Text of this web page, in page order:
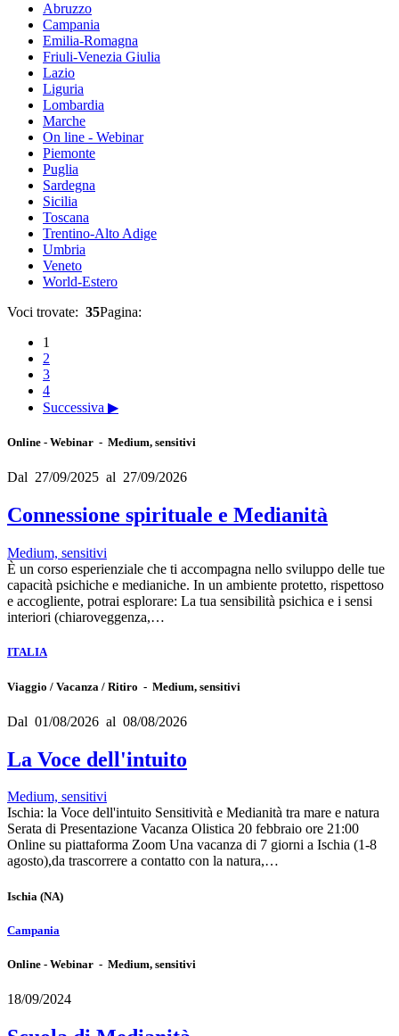
Abruzzo
Campania
Emilia-Romagna
Friuli-Venezia Giulia
Lazio
Liguria
Lombardia
Marche
On line - Webinar
Piemonte
Puglia
Sardegna
Sicilia
Toscana
Trentino-Alto Adige
Umbria
Veneto
World-Estero
Voci trovate: 35Pagina:
1
2
3
4
Successiva ▶
Online - Webinar - Medium, sensitivi
Dal 27/09/2025 al 27/09/2026
Connessione spirituale e Medianità
Medium, sensitivi
È un corso esperienziale che ti accompagna nello sviluppo delle tue
capacità psichiche e medianiche. In un ambiente protetto, rispettoso
e accogliente, potrai esplorare: La tua sensibilità psichica e i sensi
interiori (chiaroveggenza,…
ITALIA
Viaggio / Vacanza / Ritiro - Medium, sensitivi
Dal 01/08/2026 al 08/08/2026
La Voce dell'intuito
Medium, sensitivi
Ischia: la Voce dell'intuito Sensitività e Medianità tra mare e natura
Serata di Presentazione Vacanza Olistica 20 febbraio ore 21:00
Online su piattaforma Zoom Una vacanza di 7 giorni a Ischia (1-8
agosto),da trascorrere a contatto con la natura,…
Ischia (NA)
Campania
Online - Webinar - Medium, sensitivi
18/09/2024